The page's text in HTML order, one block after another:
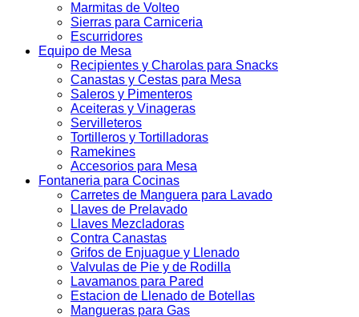
Marmitas de Volteo
Sierras para Carniceria
Escurridores
Equipo de Mesa
Recipientes y Charolas para Snacks
Canastas y Cestas para Mesa
Saleros y Pimenteros
Aceiteras y Vinageras
Servilleteros
Tortilleros y Tortilladoras
Ramekines
Accesorios para Mesa
Fontaneria para Cocinas
Carretes de Manguera para Lavado
Llaves de Prelavado
Llaves Mezcladoras
Contra Canastas
Grifos de Enjuague y Llenado
Valvulas de Pie y de Rodilla
Lavamanos para Pared
Estacion de Llenado de Botellas
Mangueras para Gas